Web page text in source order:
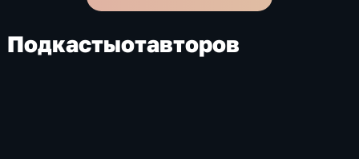
Подкастыотавторов